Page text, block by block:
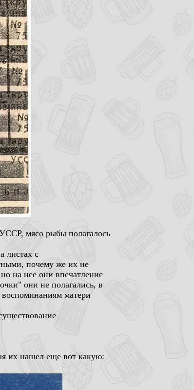
мясо рыбы полагалось
листах с
почему же их не
на нее они впечатление
они не полагались, в
матери
их нашел еще вот какую: